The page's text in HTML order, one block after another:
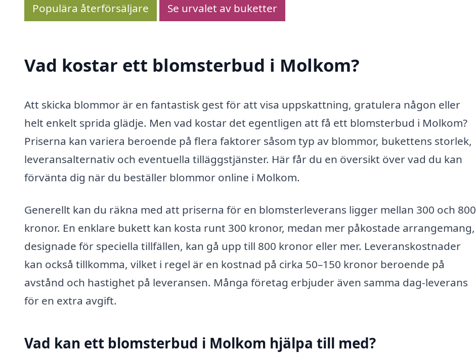
Populära återförsäljare Se urvalet av buketter
Vad kostar ett blomsterbud i Molkom?
Att skicka blommor är en fantastisk gest för att visa uppskattning, gratulera någon eller
helt enkelt sprida glädje. Men vad kostar det egentligen att få ett blomsterbud i Molkom?
Priserna kan variera beroende på flera faktorer såsom typ av blommor, bukettens storlek,
leveransalternativ och eventuella tilläggstjänster. Här får du en översikt över vad du kan
förvänta dig när du beställer blommor online i Molkom.
Generellt kan du räkna med att priserna för en blomsterleverans ligger mellan 300 och 800
kronor. En enklare bukett kan kosta runt 300 kronor, medan mer påkostade arrangemang,
designade för speciella tillfällen, kan gå upp till 800 kronor eller mer. Leveranskostnader
kan också tillkomma, vilket i regel är en kostnad på cirka 50–150 kronor beroende på
avstånd och hastighet på leveransen. Många företag erbjuder även samma dag-leverans
för en extra avgift.
Vad kan ett blomsterbud i Molkom hjälpa till med?